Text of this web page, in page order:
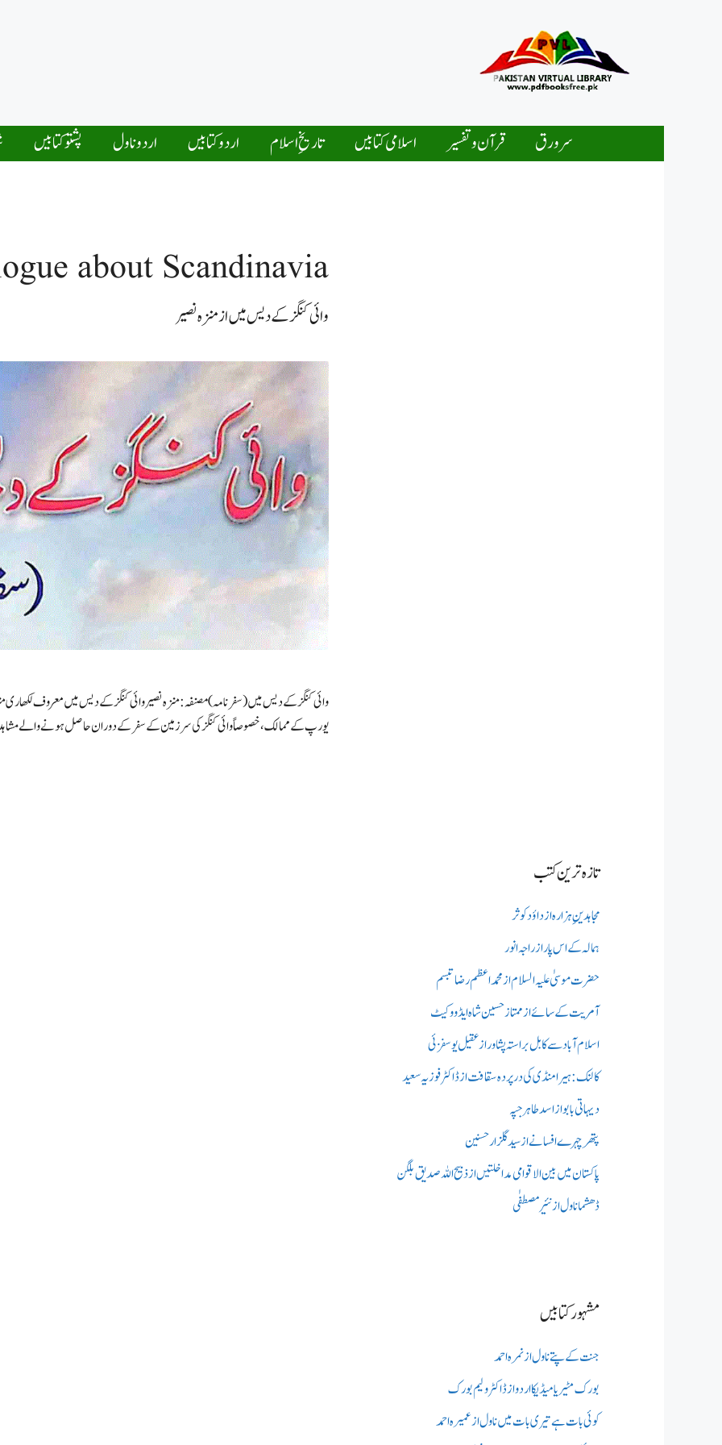
سرورق قرآن و تفسیر اسلامی کتابیں تاریخِ اسلام اردو کتابیں اردو ناول پشتو کتابیں
about Scandinavia
وائی کنگز کے دیس میں از منزہ نصیر
وائی کنگز کے دیس میں (سفرنامہ) مصنفہ: منزہ نصیر وائی کنگز کے دیس میں معروف
یورپ کے ممالک، خصوصاً وائی کنگز کی سرزمین کے سفر کے دوران حاصل ہونے والے
تازہ ترین کتب
مجاہدینِ ہزارہ از داؤد کوثر
ہمالہ کے اس پار از راجہ انور
حضرت موسیٰ علیہ السلام از محمد اعظم رضا تبسم
آمریت کے سائے از ممتاز حسین شاہ ایڈووکیٹ
اسلام آباد سے کابل براستہ پشاور از عقیل یوسفزئی
کالنک: ہیرا منڈی کی در پردہ سقافت از ڈاکٹر فوزیہ سعید
دیہاتی بابو از اسد طاہر جپہ
پتھر چہرے افسانے از سید گلزار حسنین
پاکستان میں بین الاقوامی مداخلتیں از ذبیح اللہ صدیق بلگن
ڈھشما ناول از نئیر مصطفٰی
مشہور کتابیں
جنت کے پتے ناول از نمرہ احمد
بورک مٹیریا میڈیکااردو از ڈاکٹر ولیم بورک
کوئی بات ہے تیری بات میں ناول از عمیرہ احمد